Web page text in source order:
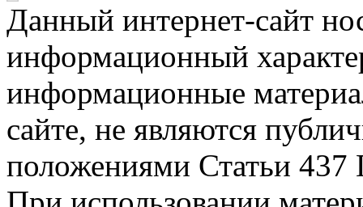
Данный интернет-сайт
информационный
информационные
сайте, не являются
положениями Статьи 437